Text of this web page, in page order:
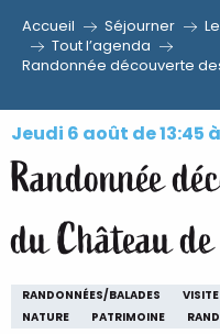
Aller
principal
Accueil Séjourner
Tout l’agenda
Randonnée découverte
Jeudi 6 août de 13:45 à
Randonnée
du Château
RANDONNÉES/BALADES VISITE
NATURE
PATRIMOINE